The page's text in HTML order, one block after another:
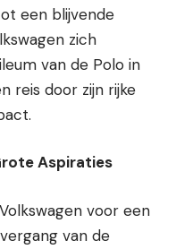
een blijvende
zich
van de Polo in
reis door zijn rijke
Aspiraties
voor een
van de